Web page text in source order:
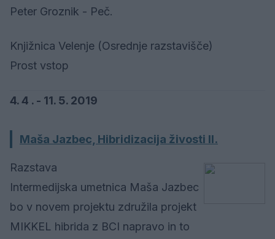
Peter Groznik - Peč.
Knjižnica Velenje (Osrednje razstavišče)
Prost vstop
4. 4 . - 11. 5. 2019
Maša Jazbec, Hibridizacija živosti II.
Razstava
Intermedijska umetnica Maša Jazbec
bo v novem projektu združila projekt
MIKKEL hibrida z BCI napravo in to